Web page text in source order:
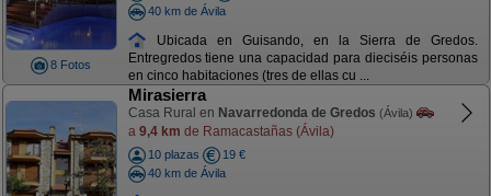
8 Fotos
40 km de Ávila
Ubicada en Guisando, en la Sierra de Gredos.
Entregredos tiene una capacidad para dieciséis personas
en cinco habitaciones (tres de ellas cu ...
Mirasierra
Casa Rural en Navarredonda de Gredos (Ávila)
a 9,4 km de Ramacastañas (Ávila)
10 plazas
19 €
40 km de Ávila